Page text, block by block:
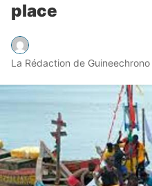
place
La Rédaction de Guineechrono